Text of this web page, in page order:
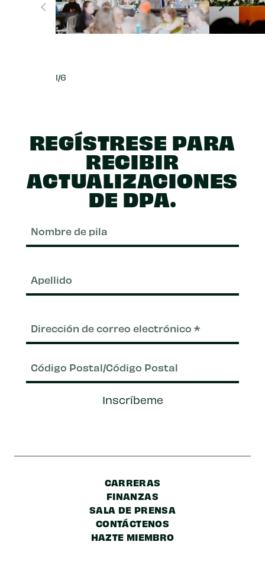
1/6
REGÍSTRESE PARA
RECIBIR
ACTUALIZACIONES
DE DPA.
electrónico(Requerido)
Postal/CódigoInscríbeme
CARRERAS
FINANZAS
SALA DE PRENSA
CONTÁCTENOS
HAZTE MIEMBRO